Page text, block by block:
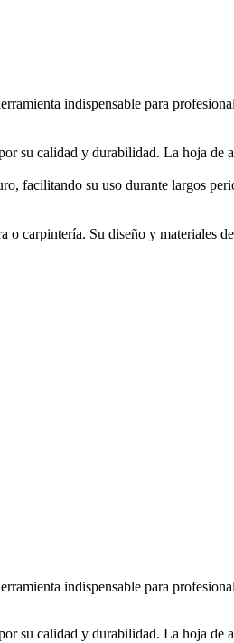
indispensable para
su calidad y durabilidad. La hoja
facilitando su uso durante largos
carpintería. Su diseño y materiales
indispensable para
su calidad y durabilidad. La hoja